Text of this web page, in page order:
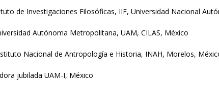
de Investigaciones Filosóficas, IIF, Universidad Nacional
Autónoma Metropolitana, UAM, CILAS, México
Nacional de Antropología e Historia, INAH, Morelos,
jubilada UAM-I, México